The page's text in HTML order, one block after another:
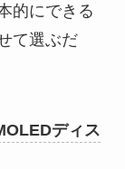
的にできる
て選ぶだ
ディス